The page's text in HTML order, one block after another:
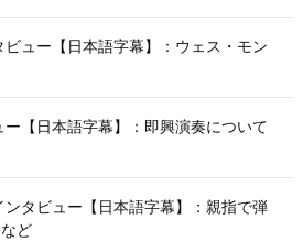
ュー【日本語字幕】：ウェス・モン
【日本語字幕】：即興演奏について
タビュー【日本語字幕】：親指で弾
ど